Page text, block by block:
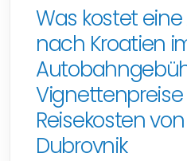
Was kostet
nach Kroatien
Reisekosten von
Dubrovnik